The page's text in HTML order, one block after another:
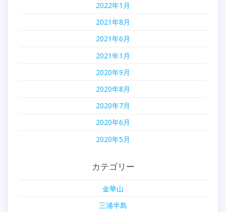
2022年1月
2021年8月
2021年6月
2021年1月
2020年9月
2020年8月
2020年7月
2020年6月
2020年5月
カテゴリー
金華山
三浦半島